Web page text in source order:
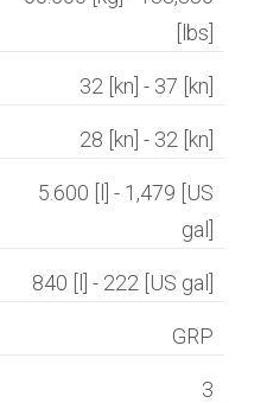
[lbs]
32 [kn] - 37 [kn]
28 [kn] - 32 [kn]
5.600 [l] - 1,479 [US
gal]
840 [l] - 222 [US gal]
GRP
3